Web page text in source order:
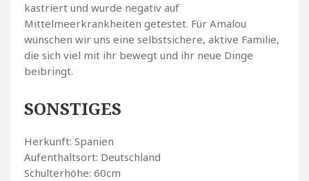
kastriert und wurde negativ auf
Mittelmeerkrankheiten getestet. Für Amalou
wünschen wir uns eine selbstsichere, aktive Familie,
die sich viel mit ihr bewegt und ihr neue Dinge
beibringt.
SONSTIGES
Herkunft: Spanien
Aufenthaltsort: Deutschland
Schulterhöhe: 60cm